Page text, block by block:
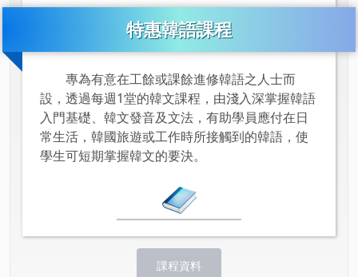
特惠韓語課程
專為有意在工餘或課餘進修韓語之人士而
設，透過每週1堂的韓文課程，由淺入深掌握韓語
入門基礎、韓文發音及文法，有助學員應付在日
常生活，韓國旅遊或工作時所接觸到的韓語，使
學生可短期掌握韓文的要決。
課程資料